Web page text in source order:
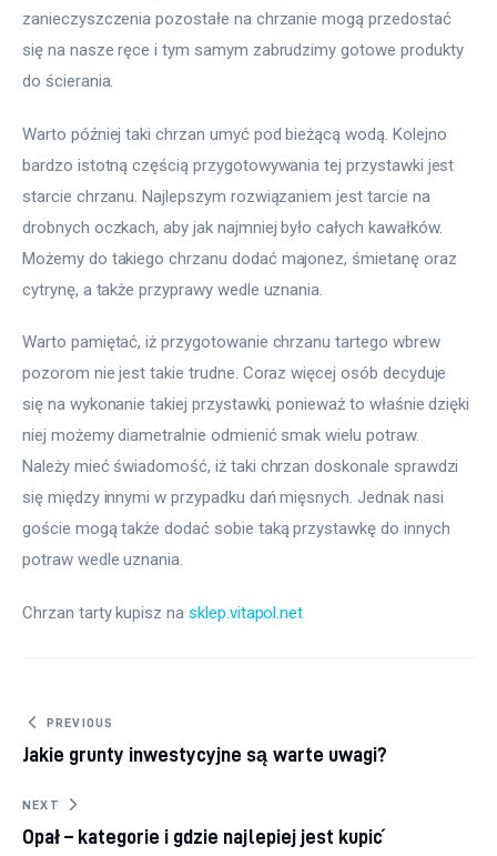
zanieczyszczenia pozostałe na chrzanie mogą przedostać
się na nasze ręce i tym samym zabrudzimy gotowe produkty
do ścierania.
Warto później taki chrzan umyć pod bieżącą wodą. Kolejno
bardzo istotną częścią przygotowywania tej przystawki jest
starcie chrzanu. Najlepszym rozwiązaniem jest tarcie na
drobnych oczkach, aby jak najmniej było całych kawałków.
Możemy do takiego chrzanu dodać majonez, śmietanę oraz
cytrynę, a także przyprawy wedle uznania.
Warto pamiętać, iż przygotowanie chrzanu tartego wbrew
pozorom nie jest takie trudne. Coraz więcej osób decyduje
się na wykonanie takiej przystawki, ponieważ to właśnie dzięki
niej możemy diametralnie odmienić smak wielu potraw.
Należy mieć świadomość, iż taki chrzan doskonale sprawdzi
się między innymi w przypadku dań mięsnych. Jednak nasi
goście mogą także dodać sobie taką przystawkę do innych
potraw wedle uznania.
Chrzan tarty kupisz na sklep.vitapol.net
Nawigacja wpisu
PREVIOUS
Jakie grunty inwestycyjne są warte uwagi?
NEXT
Opał – kategorie i gdzie najlepiej jest kupić